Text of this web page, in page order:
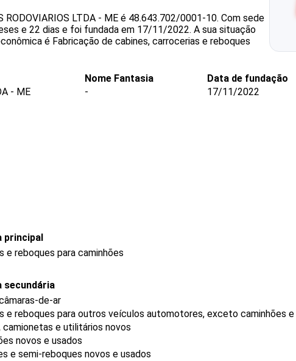
RODOVIARIOS LTDA - ME é 48.643.702/0001-10. Com sede
e 22 dias e foi fundada em 17/11/2022. A sua situação
é Fabricação de cabines, carrocerias e reboques
- ME
Nome Fantasia
-
Data de fundação
17/11/2022
principal
e reboques para caminhões
secundária
de-ar
e reboques para outros veículos automotores, exceto caminhões e
e utilitários novos
novos e usados
e semi-reboques novos e usados